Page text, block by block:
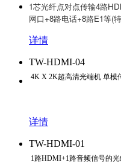
1芯光纤点对点传输4路
网口+8路电话+8路E1等(
详情
TW-HDMI-04
4K X 2K超高清光端机 单模
详情
TW-HDMI-01
1路HDMI+1路音频信号的